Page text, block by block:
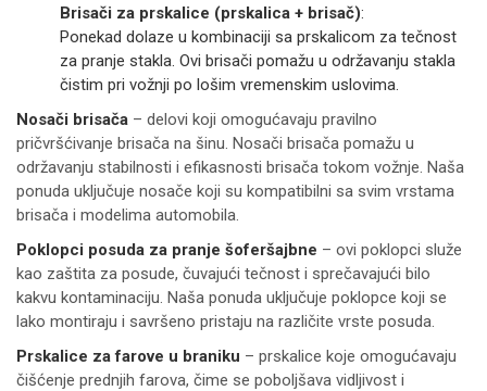
Brisači za prskalice (prskalica + brisač):
Ponekad dolaze u kombinaciji sa prskalicom za tečnost
za pranje stakla. Ovi brisači pomažu u održavanju stakla
čistim pri vožnji po lošim vremenskim uslovima.
Nosači brisača – delovi koji omogućavaju pravilno
pričvršćivanje brisača na šinu. Nosači brisača pomažu u
održavanju stabilnosti i efikasnosti brisača tokom vožnje. Naša
ponuda uključuje nosače koji su kompatibilni sa svim vrstama
brisača i modelima automobila.
Poklopci posuda za pranje šoferšajbne – ovi poklopci služe
kao zaštita za posude, čuvajući tečnost i sprečavajući bilo
kakvu kontaminaciju. Naša ponuda uključuje poklopce koji se
lako montiraju i savršeno pristaju na različite vrste posuda.
Prskalice za farove u braniku – prskalice koje omogućavaju
čišćenje prednjih farova, čime se poboljšava vidljivost i